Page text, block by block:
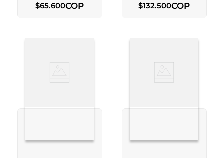
$65.600COP $132.500COP